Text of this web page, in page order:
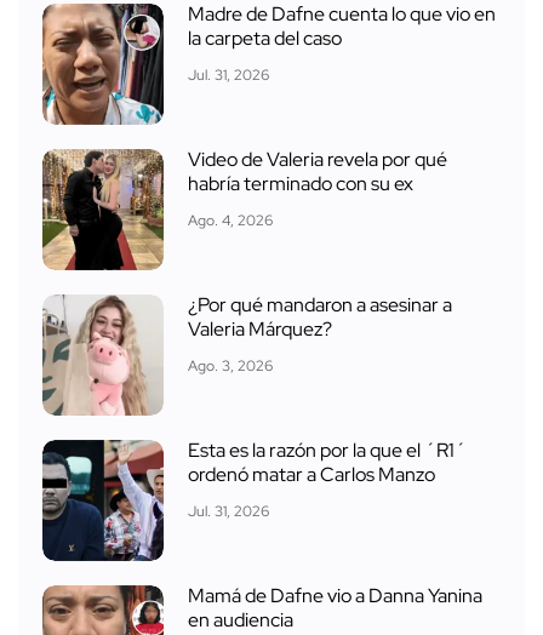
Madre de Dafne cuenta lo que vio en
la carpeta del caso
Jul. 31, 2026
Video de Valeria revela por qué
habría terminado con su ex
Ago. 4, 2026
¿Por qué mandaron a asesinar a
Valeria Márquez?
Ago. 3, 2026
Esta es la razón por la que el ´R1´
ordenó matar a Carlos Manzo
Jul. 31, 2026
Mamá de Dafne vio a Danna Yanina
en audiencia